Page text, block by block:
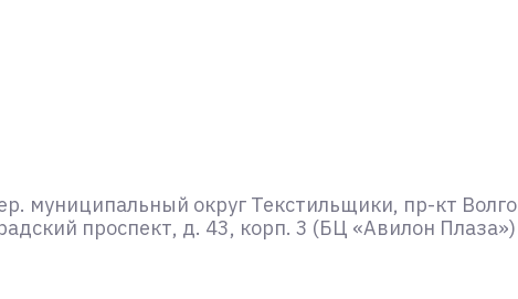
муниципальный округ Текстильщики, пр-кт
проспект, д. 43, корп. 3 (БЦ «Авилон Плаза»)